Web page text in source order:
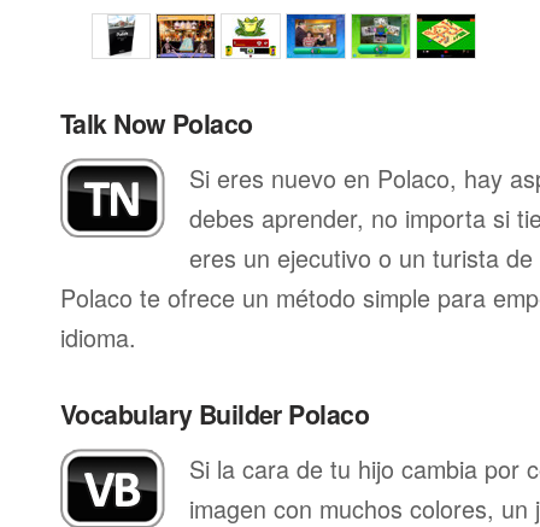
Talk Now Polaco
Si eres nuevo en Polaco, hay
debes aprender, no importa si
eres un ejecutivo o un turista
Polaco te ofrece un método simple para
idioma.
Vocabulary Builder Polaco
Si la cara de tu hijo cambia por
imagen con muchos colores,